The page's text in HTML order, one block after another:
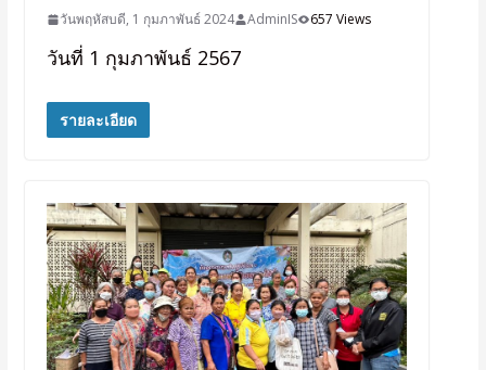
วันพฤหัสบดี, 1 กุมภาพันธ์ 2024 AdminIS 657 Views
วันที่ 1 กุมภาพันธ์ 2567
รายละเอียด